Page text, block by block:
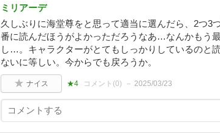
ミリアーデ
久しぶりに海堂尊をと思って適当に選んだら、2つ3
番に読んだほうがよかっただろうなあ…なんかもう
し…。キャラクターがとてもしっかりしているのと
ないに等しい。今からでも戻ろうか。
ナイス ★4 コメント(0) 2025/03/23